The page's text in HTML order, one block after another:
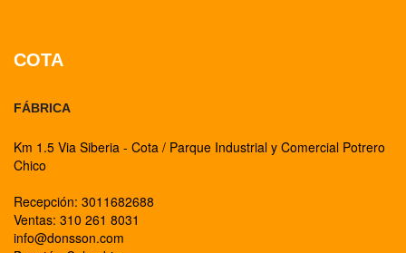
COTA
FÁBRICA
Km 1.5 Via Siberia - Cota / Parque Industrial y Comercial Potrero
Chico
Recepción: 3011682688
Ventas: 310 261 8031
info@donsson.com